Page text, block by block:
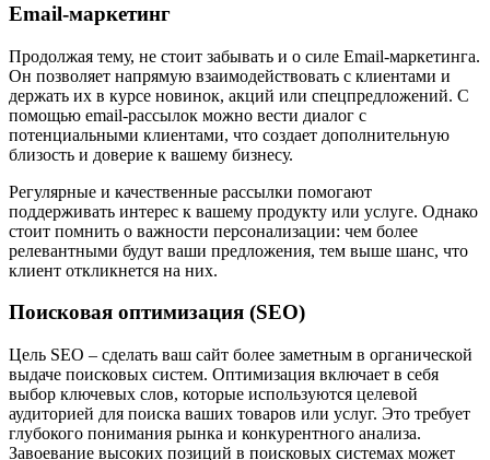
Email-маркетинг
Продолжая тему, не стоит забывать и о силе Email-маркетинга.
Он позволяет напрямую взаимодействовать с клиентами и
держать их в курсе новинок, акций или спецпредложений. С
помощью email-рассылок можно вести диалог с
потенциальными клиентами, что создает дополнительную
близость и доверие к вашему бизнесу.
Регулярные и качественные рассылки помогают
поддерживать интерес к вашему продукту или услуге. Однако
стоит помнить о важности персонализации: чем более
релевантными будут ваши предложения, тем выше шанс, что
клиент откликнется на них.
Поисковая оптимизация (SEO)
Цель SEO – сделать ваш сайт более заметным в органической
выдаче поисковых систем. Оптимизация включает в себя
выбор ключевых слов, которые используются целевой
аудиторией для поиска ваших товаров или услуг. Это требует
глубокого понимания рынка и конкурентного анализа.
Завоевание высоких позиций в поисковых системах может